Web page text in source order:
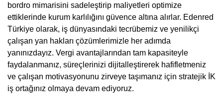
bordro mimarisini sadeleştirip maliyetleri optimize
ettiklerinde kurum karlılığını güvence altına alırlar. Edenred
Türkiye olarak, iş dünyasındaki tecrübemiz ve yenilikçi
çalışan yan hakları çözümlerimizle her adımda
yanınızdayız. Vergi avantajlarından tam kapasiteyle
faydalanmanız, süreçlerinizi dijitalleştirerek hafifletmeniz
ve çalışan motivasyonunu zirveye taşımanız için stratejik İK
iş ortağınız olmaya devam ediyoruz.